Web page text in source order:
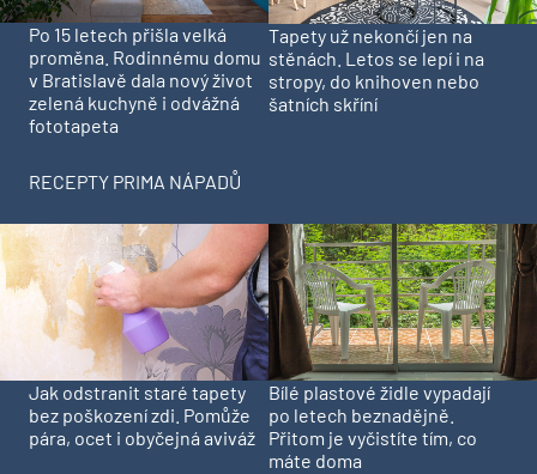
Po 15 letech přišla velká
proměna. Rodinnému domu
v Bratislavě dala nový život
zelená kuchyně i odvážná
fototapeta
Tapety už nekončí jen na
stěnách. Letos se lepí i na
stropy, do knihoven nebo
šatních skříní
RECEPTY PRIMA NÁPADŮ
Jak odstranit staré tapety
bez poškození zdi. Pomůže
pára, ocet i obyčejná aviváž
Bílé plastové židle vypadají
po letech beznadějně.
Přitom je vyčistíte tím, co
máte doma